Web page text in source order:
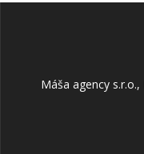
Máša agency